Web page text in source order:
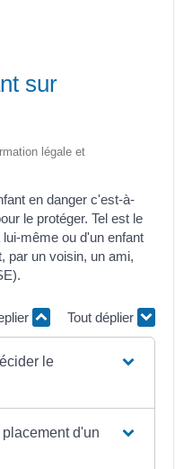
sur
légale et
en danger c'est-à-
le protéger. Tel est le
même ou d'un enfant
par un voisin, un ami,
Tout déplier
le
d'un